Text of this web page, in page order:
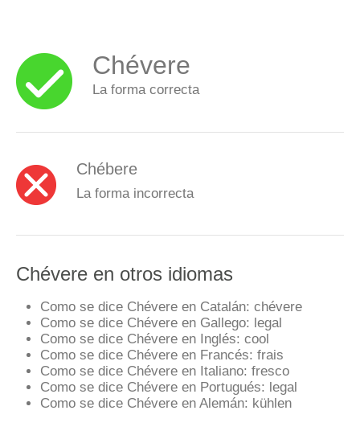
Chévere
La forma correcta
Chébere
La forma incorrecta
Chévere en otros idiomas
Como se dice Chévere en Catalán: chévere
Como se dice Chévere en Gallego: legal
Como se dice Chévere en Inglés: cool
Como se dice Chévere en Francés: frais
Como se dice Chévere en Italiano: fresco
Como se dice Chévere en Portugués: legal
Como se dice Chévere en Alemán: kühlen